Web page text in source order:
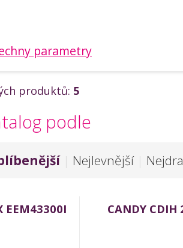
parametry
produktů: 5
podle
| Nejlevnější |
EEM43300I CANDY CDIH